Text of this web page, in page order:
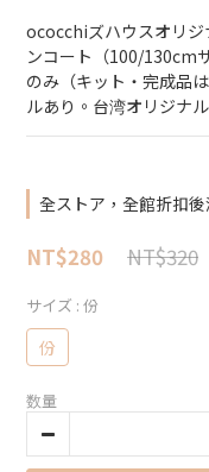
ococchiズハウスオリジ
ンコート（100/130cm
のみ（キット・完成品
ルあり。台湾オリジナ
全ストア，全館折扣
NT$320
NT$280
サイズ : 份
份
数量